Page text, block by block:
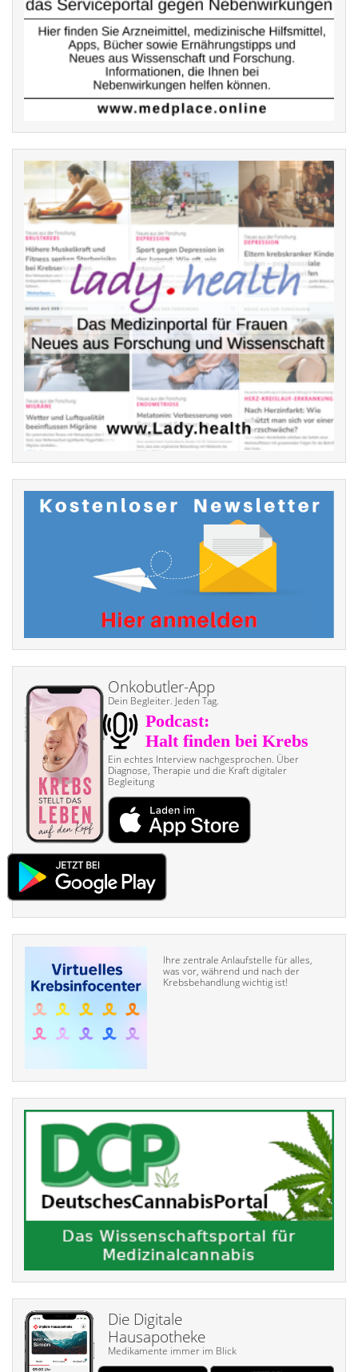
Onkobutler-App
Dein Begleiter. Jeden Tag.
Ein echtes Interview nach­gesprochen. Über
Diagnose, Therapie und die Kraft digitaler
Begleitung
Ihre zentrale Anlaufstelle für alles,
was vor, während und nach der
Krebsbehandlung wichtig ist!
Die Digitale
Hausapotheke
Medikamente immer im Blick